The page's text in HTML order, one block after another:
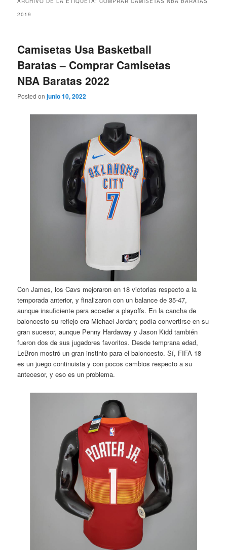
2019
Camisetas Usa Basketball
Baratas – Comprar Camisetas
NBA Baratas 2022
Posted onjunio 10, 2022
Con James, los Cavs mejoraron en 18 victorias respecto a la
temporada anterior, y finalizaron con un balance de 35-47,
aunque insuficiente para acceder a playoffs. En la cancha de
baloncesto su reflejo era Michael Jordan; podía convertirse en su
gran sucesor, aunque Penny Hardaway y Jason Kidd también
fueron dos de sus jugadores favoritos. Desde temprana edad,
LeBron mostró un gran instinto para el baloncesto. Sí, FIFA 18
es un juego continuista y con pocos cambios respecto a su
antecesor, y eso es un problema.